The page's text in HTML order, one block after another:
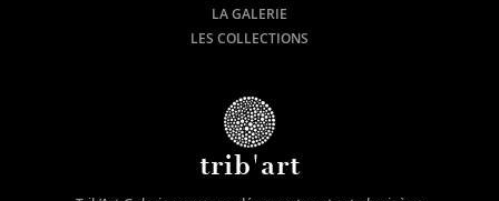
LA GALERIE
LES COLLECTIONS
trib'art